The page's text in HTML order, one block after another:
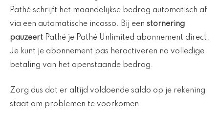
Pathé schrijft het maandelijkse bedrag automatisch af
via een automatische incasso. Bij een stornering
pauzeert Pathé je Pathé Unlimited abonnement direct.
Je kunt je abonnement pas heractiveren na volledige
betaling van het openstaande bedrag.
Zorg dus dat er altijd voldoende saldo op je rekening
staat om problemen te voorkomen.